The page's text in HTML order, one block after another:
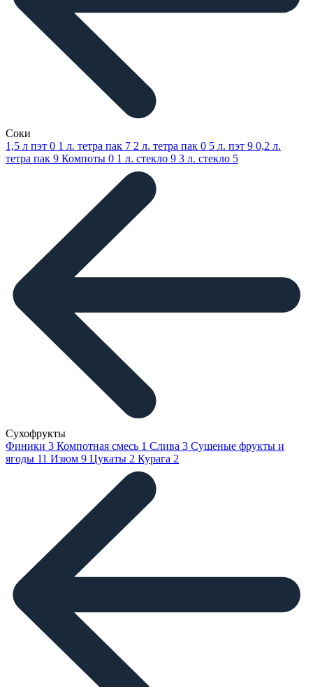
Соки
1,5 л пэт 0 1 л. тетра пак 7 2 л. тетра пак 0 5 л. пэт 9 0,2 л.
тетра пак 9 Компоты 0 1 л. стекло 9 3 л. стекло 5
Сухофрукты
Финики 3 Компотная смесь 1 Слива 3 Сушеные фрукты и
ягоды 11 Изюм 9 Цукаты 2 Курага 2